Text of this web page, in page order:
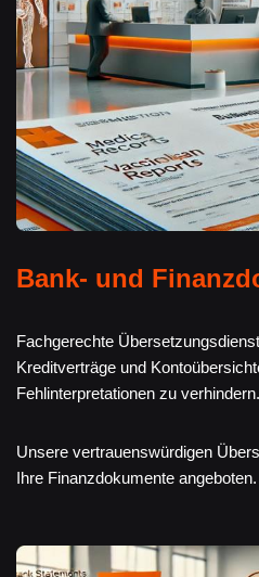
Bank- und
Fachgerechte
Kreditverträge und
Fehlinterpretationen zu verhindern.
Unsere vertrauenswürdigen
Ihre Finanzdokumente angeboten.